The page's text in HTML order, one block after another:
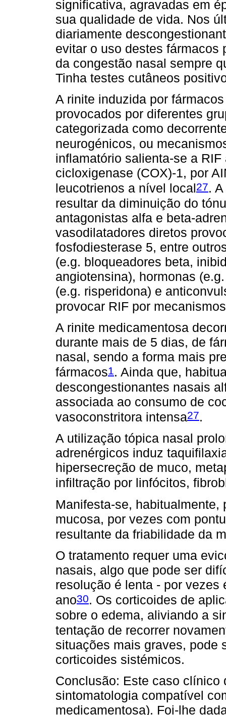
significativa, agravadas em
sua qualidade de vida. Nos
diariamente
evitar o uso destes fármacos
da congestão nasal sempre
Tinha testes cutâneos
A rinite induzida por
provocados por diferentes
categorizada como
neurogénicos, ou
inflamatório salienta-se a
cicloxigenase (COX)-1, por
leucotrienos a nível local27.
resultar da diminuição do
antagonistas alfa e beta-
vasodilatadores diretos
fosfodiesterase 5, entre
(e.g. bloqueadores beta,
angiotensina), hormonas
(e.g. risperidona) e
provocar RIF por
A rinite medicamentosa
durante mais de 5 dias, de
nasal, sendo a forma mais
fármacos1 . Ainda que,
descongestionantes nasais
associada ao consumo de
vasoconstritora intensa27.
A utilização tópica nasal
adrenérgicos induz
hipersecreção de muco,
infiltração por linfócitos,
Manifesta-se, habitualmente,
mucosa, por vezes com
resultante da friabilidade da
O tratamento requer uma
nasais, algo que pode ser
resolução é lenta - por
ano30. Os corticoides de
sobre o edema, aliviando a
tentação de recorrer
situações mais graves, pode
corticoides sistémicos.
Conclusão: Este caso clínico
sintomatologia compatível
medicamentosa). Foi-lhe